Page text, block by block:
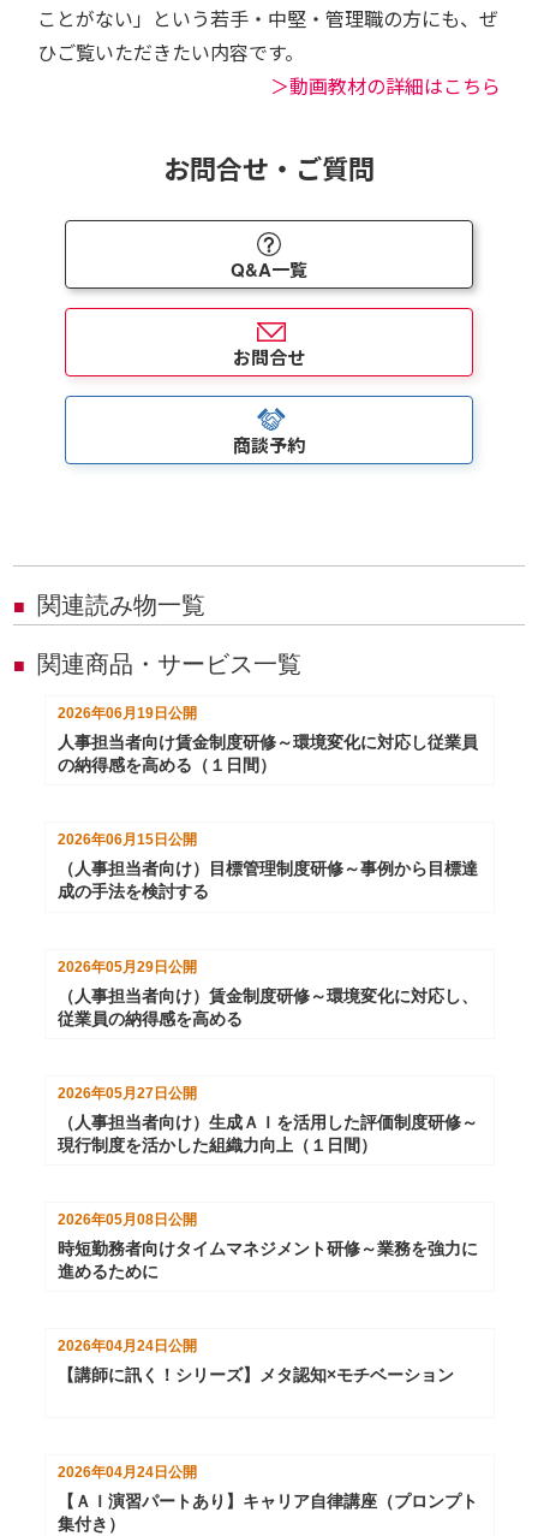
ことがない」という若手・中堅・管理職の方にも、ぜ
ひご覧いただきたい内容です。
＞動画教材の詳細はこちら
お問合せ・ご質問
Q&A一覧
お問合せ
商談予約
■ 関連読み物一覧
■ 関連商品・サービス一覧
2026年06月19日 公開
人事担当者向け賃金制度研修～環境変化に対応し従業員
の納得感を高める（１日間）
2026年06月15日 公開
（人事担当者向け）目標管理制度研修～事例から目標達
成の手法を検討する
2026年05月29日公開
（人事担当者向け）賃金制度研修～環境変化に対応し、
従業員の納得感を高める
2026年05月27日公開
（人事担当者向け）生成ＡＩを活用した評価制度研修～
現行制度を活かした組織力向上（１日間）
2026年05月08日 公開
時短勤務者向けタイムマネジメント研修～業務を強力に
進めるために
2026年04月24日 公開
【講師に訊く！シリーズ】メタ認知×モチベーション
2026年04月24日 公開
【ＡＩ演習パートあり】キャリア自律講座（プロンプト
集付き）